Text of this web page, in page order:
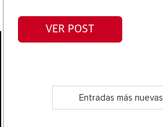
VER POST
Entradas más nuevas